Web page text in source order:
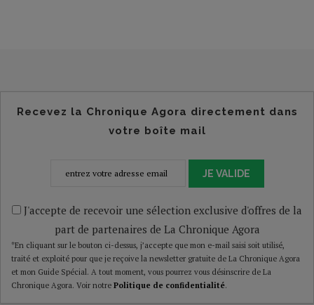
Recevez la Chronique Agora directement dans
votre boîte mail
JE VALIDE
J'accepte de recevoir une sélection exclusive d'offres de la
part de partenaires de La Chronique Agora
*En cliquant sur le bouton ci-dessus, j’accepte que mon e-mail saisi soit utilisé,
traité et exploité pour que je reçoive la newsletter gratuite de La Chronique Agora
et mon Guide Spécial. A tout moment, vous pourrez vous désinscrire de La
Chronique Agora. Voir notre Politique de confidentialité.